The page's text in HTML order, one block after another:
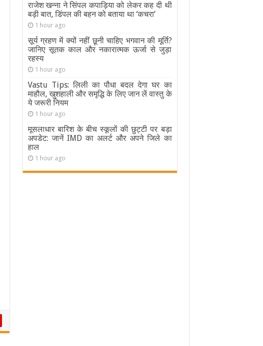
राजेश खन्ना ने सिंपल कपाड़िया को लेकर कह दी थी
बड़ी बात, डिंपल की बहन को बताया था ‘कचरा’
1 hour ago
सूर्य ग्रहण में क्यों नहीं छूनी चाहिए भगवान की मूर्ति?
जानिए सूतक काल और नकारात्मक ऊर्जा से जुड़ा
रहस्य
1 hour ago
Vastu Tips: लिली का पौधा बदल देगा घर का
माहौल, खुशहाली और समृद्धि के लिए जान लें वास्तु के
ये जरूरी नियम
1 hour ago
मूसलाधार बारिश के बीच स्कूलों की छुट्टी पर बड़ा
अपडेट: जानें IMD का अलर्ट और अपने जिले का
हाल
1 hour ago